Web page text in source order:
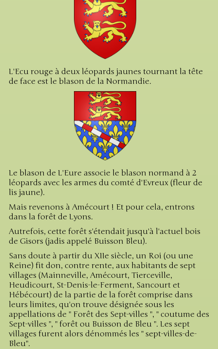
L'Ecu rouge à deux léopards jaunes tournant la tête
de face est le blason de la Normandie.
Le blason de L'Eure associe le blason normand à 2
léopards avec les armes du comté d'Evreux (fleur de
lis jaune).
Mais revenons à Amécourt ! Et pour cela, entrons
dans la forêt de Lyons.
Autrefois, cette forêt s'étendait jusqu'à l'actuel bois
de Gisors (jadis appelé Buisson Bleu).
Sans doute à partir du XIIe siècle, un Roi (ou une
Reine) fit don, contre rente, aux habitants de sept
villages (Mainneville, Amécourt, Tierceville,
Heudicourt, St-Denis-le-Ferment, Sancourt et
Hébécourt) de la partie de la forêt comprise dans
leurs limites, qu'on trouve désignée sous les
appellations de " Forêt des Sept-villes ", " coutume des
Sept-villes ", " forêt ou Buisson de Bleu ". Les sept
villages furent alors dénommés les " sept-villes-de-
Bleu".